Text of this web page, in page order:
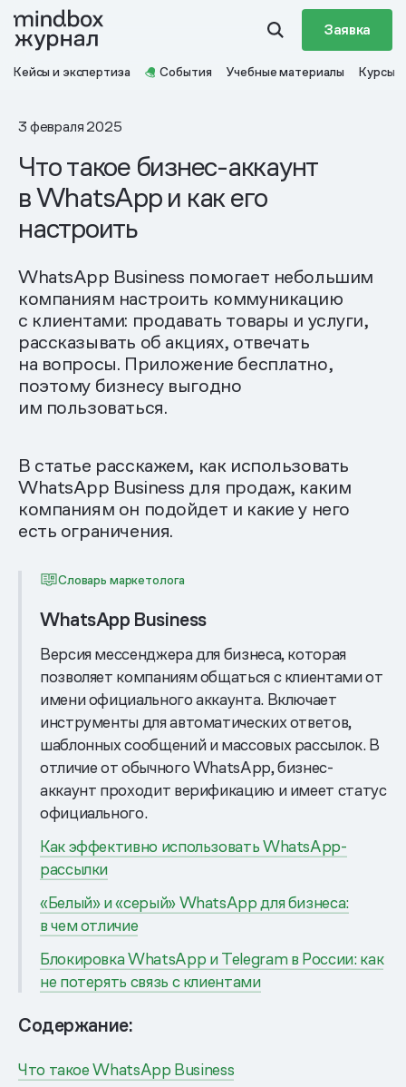
Заявка
Кейсы и экспертиза События Учебные материалы Курсы
3 февраля 2025
Что такое бизнес-аккаунт
в WhatsApp и как его
настроить
WhatsApp Business помогает небольшим
компаниям настроить коммуникацию
с клиентами: продавать товары и услуги,
рассказывать об акциях, отвечать
на вопросы. Приложение бесплатно,
поэтому бизнесу выгодно
им пользоваться.
В статье расскажем, как использовать
WhatsApp Business для продаж, каким
компаниям он подойдет и какие у него
есть ограничения.
Словарь маркетолога
WhatsApp Business
Версия мессенджера для бизнеса, которая
позволяет компаниям общаться с клиентами от
имени официального аккаунта. Включает
инструменты для автоматических ответов,
шаблонных сообщений и массовых рассылок. В
отличие от обычного WhatsApp, бизнес-
аккаунт проходит верификацию и имеет статус
официального.
Как эффективно использовать WhatsApp-
рассылки
«Белый» и «серый» WhatsApp для бизнеса:
в чем отличие
Блокировка WhatsApp и Telegram в России: как
не потерять связь с клиентами
Содержание:
Что такое WhatsApp Business